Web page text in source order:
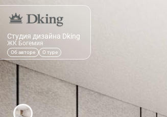
Студия дизайна Dking
ЖК Богемия
Об авторе О туре